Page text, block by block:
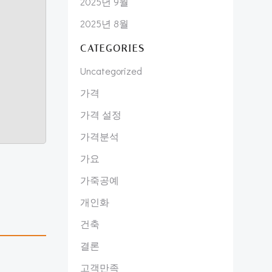
2025년 8월
CATEGORIES
Uncategorized
가격
가격 설정
가격분석
가요
가죽공예
개인화
건축
결론
고객만족